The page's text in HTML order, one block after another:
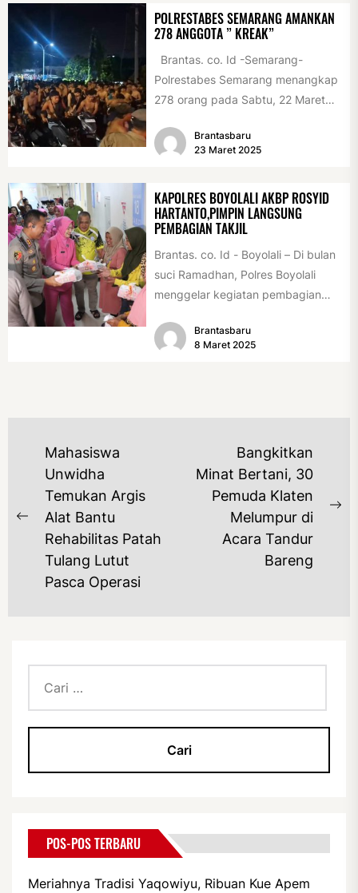
POLRESTABES SEMARANG AMANKAN
278 ANGGOTA ” KREAK”
Brantas. co. Id -Semarang-
Polrestabes Semarang menangkap
278 orang pada Sabtu, 22 Maret
menyusul...Brantasbaru
23 Maret 2025
KAPOLRES BOYOLALI AKBP ROSYID
HARTANTO,PIMPIN LANGSUNG
PEMBAGIAN TAKJIL
Brantas. co. Id - Boyolali – Di bulan
suci Ramadhan, Polres Boyolali
menggelar kegiatan pembagian
Polres...Brantasbaru
8 Maret 2025
NAVIGASI
POS
Previous
post:
Mahasiswa
Unwidha
Temukan Argis
Alat Bantu
Rehabilitas Patah
Tulang Lutut
Pasca Operasi
Bangkitkan
Minat Bertani, 30
Pemuda Klaten
Melumpur di
Acara Tandur
Bareng
untuk:
POS-POS TERBARU
Meriahnya Tradisi Yaqowiyu, Ribuan Kue Apem